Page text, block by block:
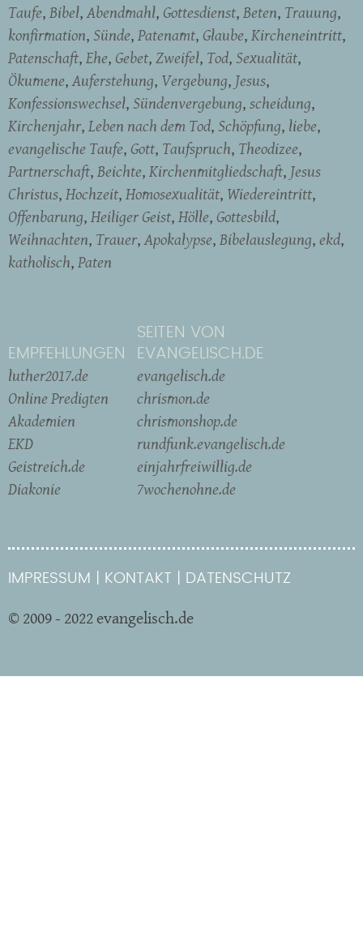
Taufe Bibel Abendmahl Gottesdienst Beten Trauung
konfirmation Sünde Patenamt Glaube Kircheneintritt
Patenschaft Ehe Gebet Zweifel Tod Sexualität
Ökumene Auferstehung Vergebung Jesus
Konfessionswechsel Sündenvergebung scheidung
Kirchenjahr Leben nach dem Tod Schöpfung liebe
evangelische Taufe Gott Taufspruch Theodizee
Partnerschaft Beichte Kirchenmitgliedschaft Jesus
Christus Hochzeit Homosexualität Wiedereintritt
Offenbarung Heiliger Geist Hölle Gottesbild
Weihnachten Trauer Apokalypse Bibelauslegung ekd
katholisch Paten
EMPFEHLUNGEN
luther2017.de
Online Predigten
Akademien
EKD
Geistreich.de
Diakonie
SEITEN VON
EVANGELISCH.DE
evangelisch.de
chrismon.de
chrismonshop.de
rundfunk.evangelisch.de
einjahrfreiwillig.de
7wochenohne.de
IMPRESSUM KONTAKT DATENSCHUTZ
© 2009 - 2022 evangelisch.de